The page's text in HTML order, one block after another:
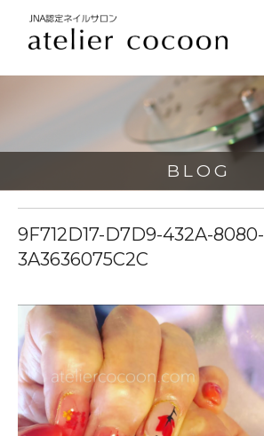
BLOG
9F712D17-D7D9-432A-8080-
3A3636075C2C